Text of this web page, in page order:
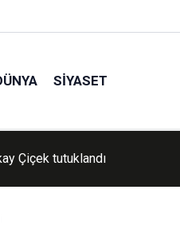
SIYASET
piknikte buluştu